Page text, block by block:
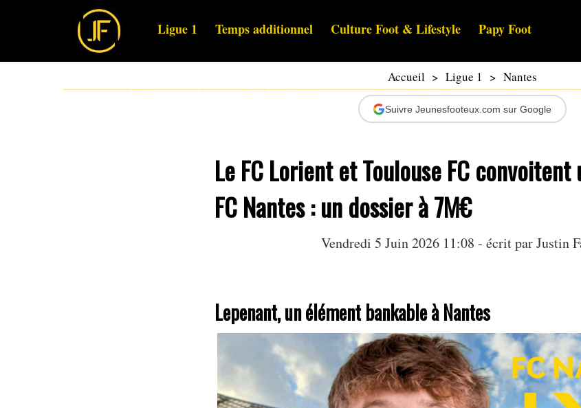
Ligue 1 Temps additionnel Culture Foot & Lifestyle Papy Foot
Accueil > Ligue 1 > Nantes
Suivre Jeunesfooteux.com sur Google
Le FC Lorient et Toulouse FC
FC Nantes : un dossier à 7M€
Vendredi 5 Juin 2026 11:08 - écrit parJustin
Lepenant, un élément bankable à Nantes